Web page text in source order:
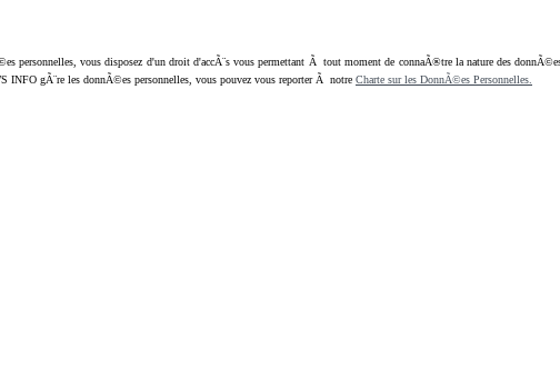
vous disposez d'un droit d'accÃ¨s vous permettant Ã tout moment de connaÃ®tre la nature des
INFO gÃ¨re les donnÃ©es personnelles, vous pouvez vous reporter Ã notre Charte sur les DonnÃ©es Personnelles.